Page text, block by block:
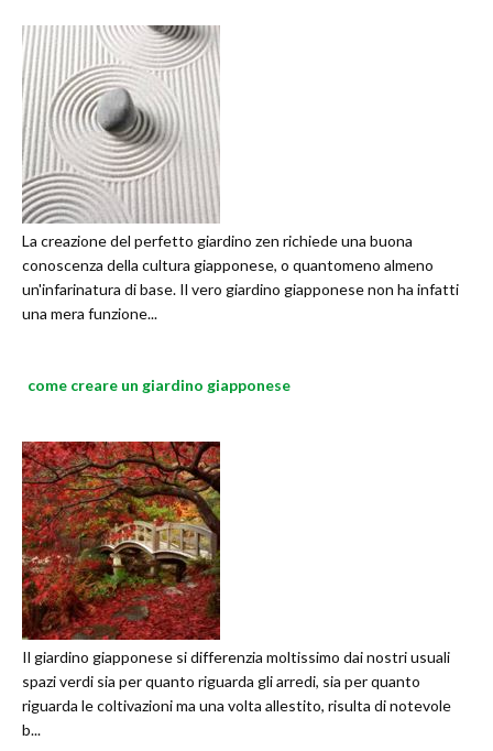
La creazione del perfetto giardino zen richiede una buona
conoscenza della cultura giapponese, o quantomeno almeno
un'infarinatura di base. Il vero giardino giapponese non ha infatti
una mera funzione...
come creare un giardino giapponese
Il giardino giapponese si differenzia moltissimo dai nostri usuali
spazi verdi sia per quanto riguarda gli arredi, sia per quanto
riguarda le coltivazioni ma una volta allestito, risulta di notevole
b...